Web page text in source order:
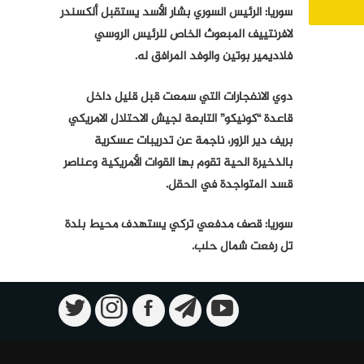
سوريا: الرئيس السوري بشار الأسد يستقبل ألكسندر
لافرنتييف المبعوث الخاص للرئيس الروسي
فلاديمير بوتين والوفد المرافق له.
دوي الانفجارات التي سمعت قبل قليل داخل
قاعدة “كونيكو” التابعة لجيش الاحتلال الامريكي
بريف دير الزور، ناجمة عن تدريبات عسكرية
بالذخيرة الحية تقوم بها القوات الأمريكية وعناصر
قسد المتواجدة في الحقل.
سوريا: قصف مدفعي تركي يستهدف محيط بلدة
تل رفعت شمال حلب.